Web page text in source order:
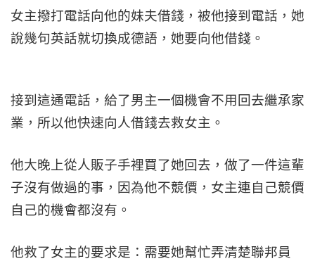
女主撥打電話向他的妹夫借錢，被他接到電話，她
說幾句英話就切換成德語，她要向他借錢。
接到這通電話，給了男主一個機會不用回去繼承家
業，所以他快速向人借錢去救女主。
他大晚上從人販子手裡買了她回去，做了一件這輩
子沒有做過的事，因為他不競價，女主連自己競價
自己的機會都沒有。
他救了女主的要求是：需要她幫忙弄清楚聯邦員